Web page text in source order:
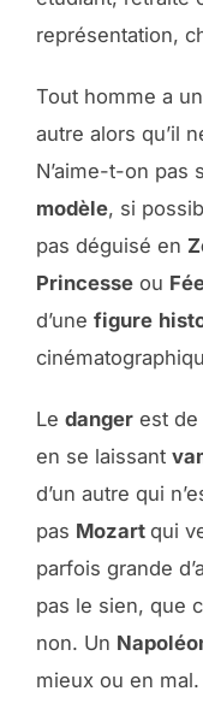
représentation,
Tout homme a
autre alors qu’il
N’aime-t-on pas
modèle, si
pas déguisé en
Princesse ou
d’une figure
Le danger est de
en se laissant
d’un autre qui
pas Mozart qui
parfois grande
pas le sien, que
non. Un
mieux ou en